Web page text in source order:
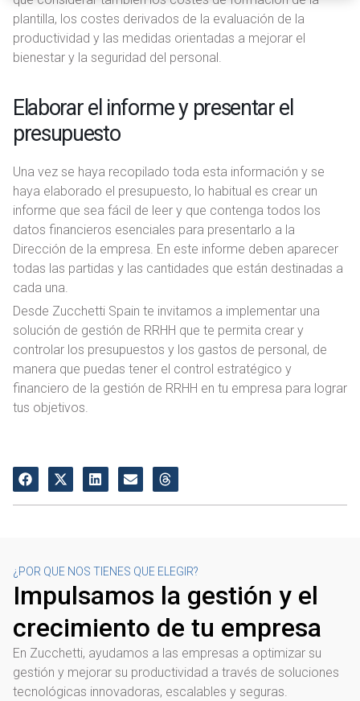
plantilla, los costes derivados de la evaluación de la
productividad y las medidas orientadas a mejorar el
bienestar y la seguridad del personal.
Elaborar el informe y presentar el
presupuesto
Una vez se haya recopilado toda esta información y se
haya elaborado el presupuesto, lo habitual es crear un
informe que sea fácil de leer y que contenga todos los
datos financieros esenciales para presentarlo a la
Dirección de la empresa. En este informe deben aparecer
todas las partidas y las cantidades que están destinadas a
cada una.
Desde Zucchetti Spain te invitamos a implementar una
solución de gestión de RRHH que te permita crear y
controlar los presupuestos y los gastos de personal, de
manera que puedas tener el control estratégico y
financiero de la gestión de RRHH en tu empresa para lograr
tus objetivos.
¿POR QUE NOS TIENES QUE ELEGIR?
Impulsamos la gestión y el
crecimiento de tu empresa
En Zucchetti, ayudamos a las empresas a optimizar su
gestión y mejorar su productividad a través de soluciones
tecnológicas innovadoras, escalables y seguras.